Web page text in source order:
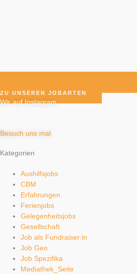
ZU UNSEREN JOBARTEN
Wir auf Instagram
Besuch uns mal
Kategorien
Aushilfsjobs
CBM
Erfahrungen
Ferienjobs
Gelegenheitsjobs
Gesellschaft
Job als Fundraiser:in
Job Geo
Job Spezifika
Mediathek_Seite